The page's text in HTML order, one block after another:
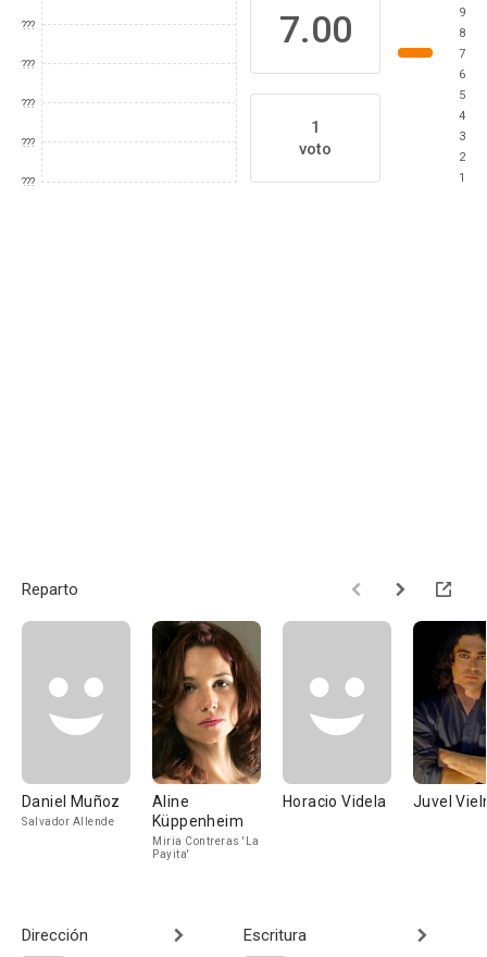
???
???
???
???
???
7.00
1
voto
9
8
7
6
5
4
3
2
1
Reparto
Daniel Muñoz
Salvador Allende
Aline
Küppenheim
Miria Contreras 'La
Payita'
Horacio Videla Juvel
Dirección Escritura